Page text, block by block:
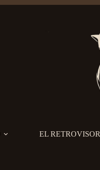
EL RETROVISOR